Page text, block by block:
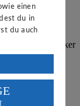
Knoblauch
Ingwer
Limettensaft,
einer Prise Zucker
Pfanne ohne
und auf
geben,
einen
du in
du auch
in den
im Sinne